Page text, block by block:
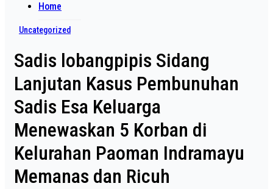
Home
Uncategorized
Sadis lobangpipis Sidang
Lanjutan Kasus Pembunuhan
Sadis Esa Keluarga
Menewaskan 5 Korban di
Kelurahan Paoman Indramayu
Memanas dan Ricuh